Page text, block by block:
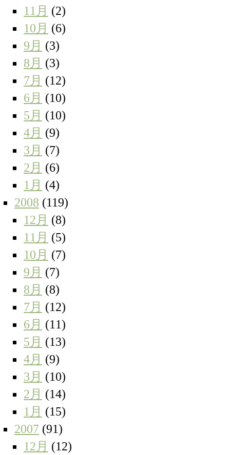
11月 (2)
10月 (6)
9月 (3)
8月 (3)
7月 (12)
6月 (10)
5月 (10)
4月 (9)
3月 (7)
2月 (6)
1月 (4)
2008 (119)
12月 (8)
11月 (5)
10月 (7)
9月 (7)
8月 (8)
7月 (12)
6月 (11)
5月 (13)
4月 (9)
3月 (10)
2月 (14)
1月 (15)
2007 (91)
12月 (12)